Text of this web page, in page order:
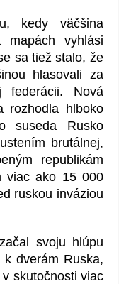
kedy väčšina
mapách vyhlási
sa tiež stalo, že
hlasovali za
federácii. Nová
rozhodla hlboko
suseda Rusko
brutálnej,
republikám
viac ako 15 000
ruskou inváziou
svoju hlúpu
dverám Ruska,
skutočnosti viac